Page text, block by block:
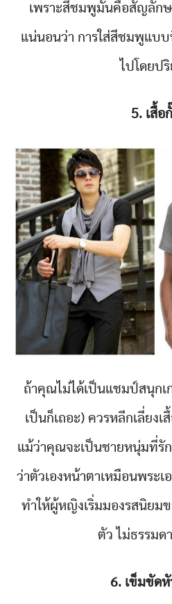
เพราะสีชมพูมันคือสัญลัก
แน่นอนว่า การใส่สีชมพูแบ
ไปโดยป
5. เสื้อ
ถ้าคุณไม่ได้เป็นแชมป์สนุกเ
เป็นก็เถอะ) ควรหลีกเลี่ยง
แม้ว่าคุณจะเป็นชายหนุ่มที่รั
ว่าตัวเองหน้าตาเหมือนพระ
ทำให้ผู้หญิงเริ่มมองรสนิยม
ตัว ไม่ธรรมด
6. เข็มขัด